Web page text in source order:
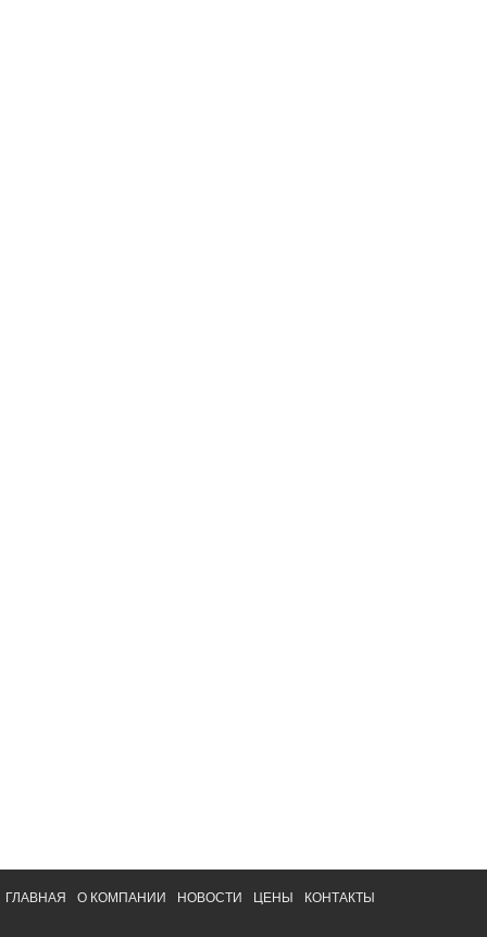
ГЛАВНАЯ О КОМПАНИИ НОВОСТИ ЦЕНЫ КОНТАКТЫ